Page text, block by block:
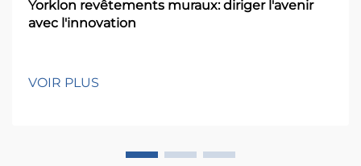
Yorklon revêtements muraux: diriger l'avenir
avec l'innovation
VOIR PLUS